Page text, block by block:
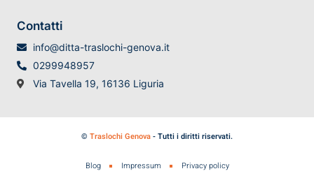
Contatti
info@ditta-traslochi-genova.it
0299948957
Via Tavella 19, 16136 Liguria
© Traslochi Genova- Tutti i diritti riservati.
Blog Impressum Privacy policy